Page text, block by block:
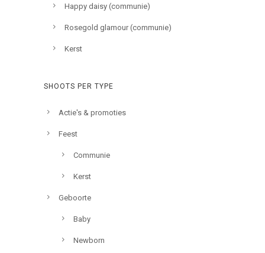
Happy daisy (communie)
Rosegold glamour (communie)
Kerst
SHOOTS PER TYPE
Actie's & promoties
Feest
Communie
Kerst
Geboorte
Baby
Newborn